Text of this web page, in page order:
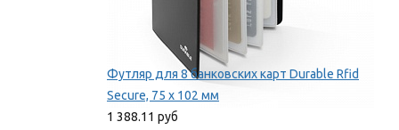
Футляр для 8 банковских карт Durable Rfid
Secure, 75 х 102 мм
1 388.11 руб